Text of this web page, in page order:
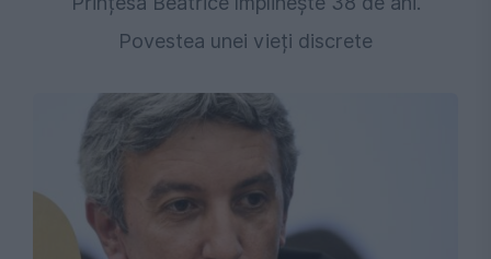
Povestea unei vieți discrete